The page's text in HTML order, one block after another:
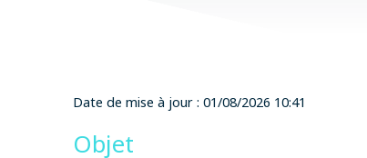
Date de mise à jour : 01/08/2026 10:41
Objet